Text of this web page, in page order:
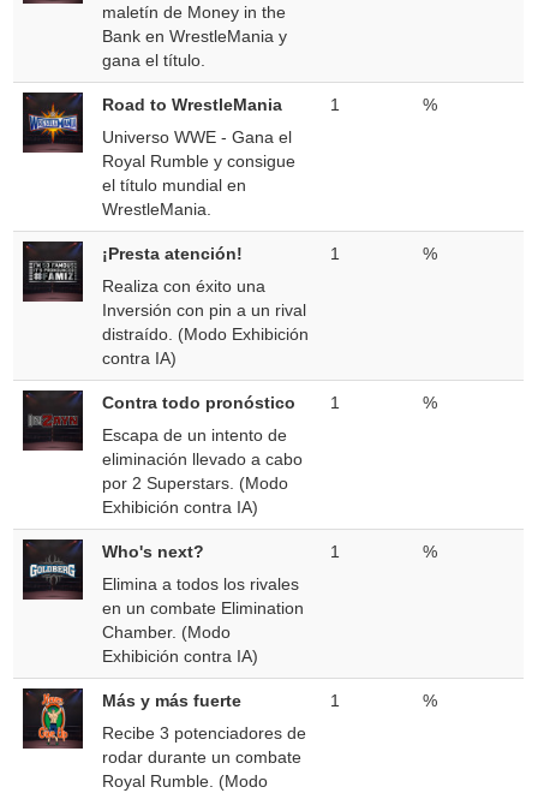
maletín de Money in the
Bank en WrestleMania y
gana el título.
Road to WrestleMania
Universo WWE - Gana el
Royal Rumble y consigue
el título mundial en
WrestleMania.
1 %
¡Presta atención!
Realiza con éxito una
Inversión con pin a un rival
distraído. (Modo Exhibición
contra IA)
1 %
Contra todo pronóstico
Escapa de un intento de
eliminación llevado a cabo
por 2 Superstars. (Modo
Exhibición contra IA)
1 %
Who's next?
Elimina a todos los rivales
en un combate Elimination
Chamber. (Modo
Exhibición contra IA)
1 %
Más y más fuerte
Recibe 3 potenciadores de
rodar durante un combate
Royal Rumble. (Modo
1 %